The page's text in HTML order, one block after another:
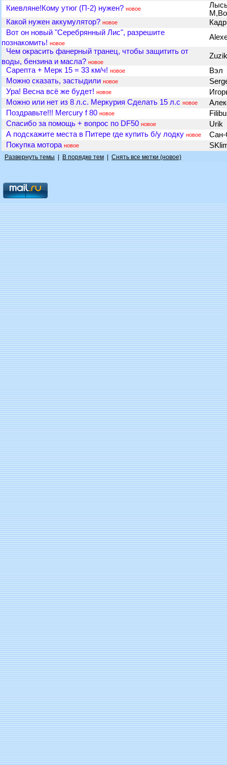
Киевляне!Кому утюг (П-2) нужен? новое
Какой нужен аккумулятор? новое
Вот он новый "Серебрянный Лис", разрешите
познакомить! новое
Чем окрасить фанерный транец, чтобы защитить от
воды, бензина и масла? новое
Сарепта + Мерк 15 = 33 км/ч! новое
Вэл
Можно сказать, застыдили новое
Ура! Весна всё же будет! новое
Можно или нет из 8 л.с. Меркурия Сделать 15 л.с новое
Поздравьте!!! Mercury f 80 новое
Спасибо за помощь + вопрос по DF50 новое
Urik
А подскажите места в Питере где купить б/у лодку новое
Покупка мотора новое
Развернуть темы В порядке тем Снять все метки (новое)